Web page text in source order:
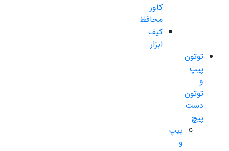
کاور
محافظ
کیف
ابزار
توتون
پیپ
و
توتون
دست
پیچ
پیپ
و